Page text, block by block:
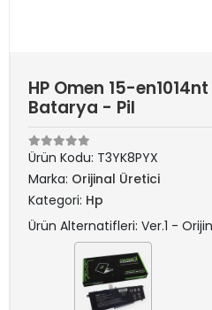
HP Omen 15-
Batarya - Pil
Ürün Kodu: T3YK8PYX
Marka: Orijinal Üretici
Kategori: Hp
Ürün Alternatifleri: Ver.1 -